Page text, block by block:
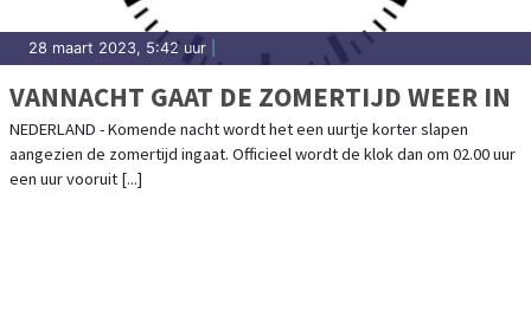
28 maart 2023, 5:42 uur
VANNACHT GAAT DE ZOMERTIJD WEER IN
NEDERLAND - Komende nacht wordt het een uurtje korter slapen
aangezien de zomertijd ingaat. Officieel wordt de klok dan om 02.00 uur
een uur vooruit [...]